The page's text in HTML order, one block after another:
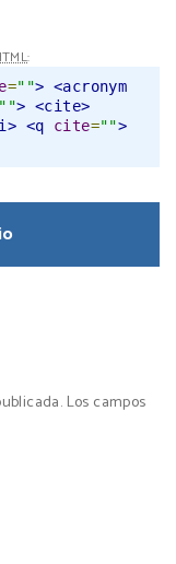
:
=""> <acronym
""> <cite>
<q cite="">
Los campos